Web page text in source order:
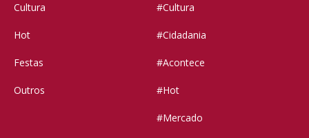
Cultura
Hot
Festas
Outros
#Cultura
#Cidadania
#Acontece
#Hot
#Mercado